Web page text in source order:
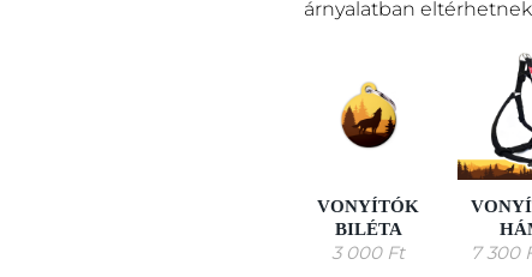
árnyalatban
VONYÍTÓK
BILÉTA
3 000 Ft 7 300